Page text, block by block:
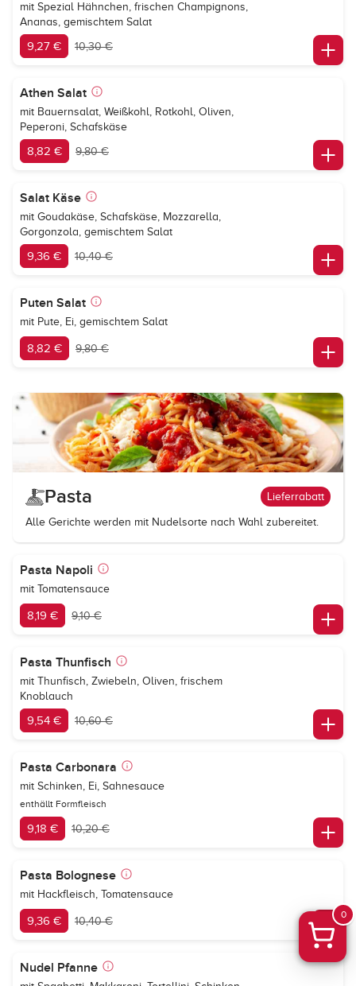
mit Spezial Hähnchen, frischen Champignons,
Ananas, gemischtem Salat
9,27 € 10,30 €
Athen Salat
mit Bauernsalat, Weißkohl, Rotkohl, Oliven,
Peperoni, Schafskäse
8,82 € 9,80 €
Salat Käse
mit Goudakäse, Schafskäse, Mozzarella,
Gorgonzola, gemischtem Salat
9,36 € 10,40 €
Puten Salat
mit Pute, Ei, gemischtem Salat
8,82 € 9,80 €
Pasta Lieferrabatt
Alle Gerichte werden mit Nudelsorte nach Wahl zubereitet.
Pasta Napoli
mit Tomatensauce
8,19 € 9,10 €
Pasta Thunfisch
mit Thunfisch, Zwiebeln, Oliven, frischem
Knoblauch
9,54 € 10,60 €
Pasta Carbonara
mit Schinken, Ei, Sahnesauce
enthällt Formfleisch
9,18 € 10,20 €
Pasta Bolognese
mit Hackfleisch, Tomatensauce
9,36 € 10,40 €
Nudel Pfanne
0